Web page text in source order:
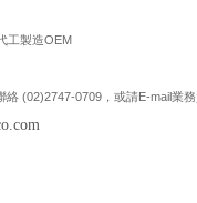
工製造OEM
絡 (02)2747-0709 ，或請E-mail業務